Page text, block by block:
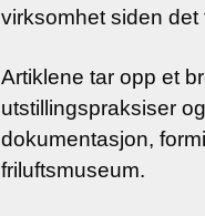
virksomhet siden det
Artiklene tar opp et
utstillingspraksiser
dokumentasjon,
friluftsmuseum.